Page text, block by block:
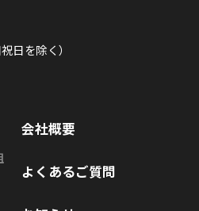
日を除く）
会社概要
よくあるご質問